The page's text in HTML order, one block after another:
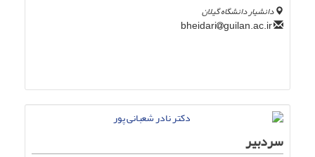
دانشیار دانشگاه گیلان
guilan.ac.ir
سردبیر